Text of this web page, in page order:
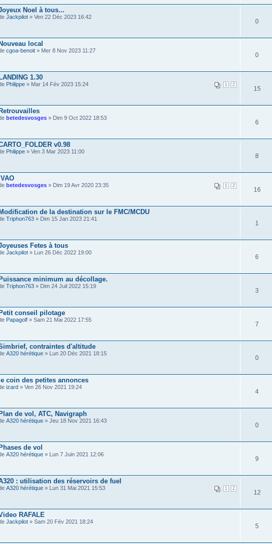
Noel à tous...
Jackpilot » Ven 22 Déc 2023 16:42
0
Nouveau local
cgoa-benoit » Mer 8 Nov 2023 11:27
0
LANDING 1.30
1 2
Philippe » Mar 14 Fév 2023 15:24
15
Retrouvailles
betedesvosges » Dim 9 Oct 2022 18:53
6
v0.98
Philippe » Ven 3 Mar 2023 11:00
8
IVAO
1 2
betedesvosges » Dim 19 Avr 2020 23:35
16
Modification de la destination sur le FMC/MCDU
Triphon763 » Dim 15 Jan 2023 21:41
1
Fetes à tous
Jackpilot » Lun 26 Déc 2022 19:00
6
Puissance minimum au décollage.
Triphon763 » Dim 24 Juil 2022 15:19
3
Petit conseil pilotage
Papagolf » Sam 21 Mai 2022 17:55
7
contraintes d'altitude
A320 hérétique » Lun 20 Déc 2021 18:15
0
le coin des petites annonces
izard » Ven 26 Nov 2021 19:24
4
Plan de vol, ATC, Navigraph
A320 hérétique » Jeu 18 Nov 2021 16:43
0
Phases de vol
A320 hérétique » Lun 7 Juin 2021 12:06
9
: utilisation des réservoirs de fuel
1 2
A320 hérétique » Lun 31 Mai 2021 15:53
12
RAFALE
Jackpilot » Sam 20 Fév 2021 18:24
5